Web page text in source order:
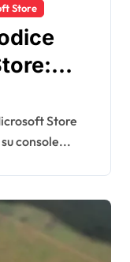
Store
console...